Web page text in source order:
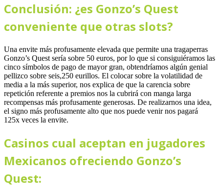
Conclusión: ¿es Gonzo’s Quest
conveniente que otras slots?
Una envite más profusamente elevada que permite una tragaperras
Gonzo’s Quest serí­a sobre 50 euros, por lo que si consiguiéramos las
cinco símbolos de pago de mayor gran, obtendríamos algún genial
pellizco sobre seis,250 eurillos. El colocar sobre la volatilidad de
media a la más superior, nos explica de que la carencia sobre
repetición referente a premios nos la cubrirá con manga larga
recompensas más profusamente generosas. De realizarnos una idea,
el signo más profusamente alto que nos puede venir nos pagará
125x veces la envite.
Casinos cual aceptan en jugadores
Mexicanos ofreciendo Gonzo’s
Quest: